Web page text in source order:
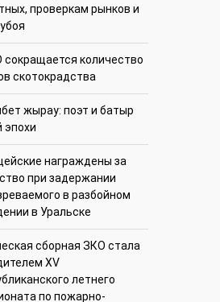
проверкам рынков и
сокращается количество
скотокрадства
жырау: поэт и батыр
эпохи
награждены за
при задержании
в разбойном
в Уральске
сборная ЗКО стала
XV
летнего
по пожарно-